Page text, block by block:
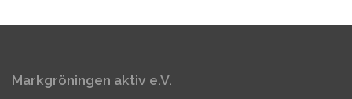
Markgröningen aktiv e.V.